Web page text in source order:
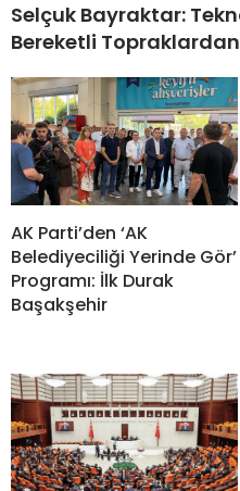
Selçuk Bayraktar:
Bereketli
AK Parti’den ‘AK
Belediyeciliği Yerinde Gör’
Programı: İlk Durak
Başakşehir